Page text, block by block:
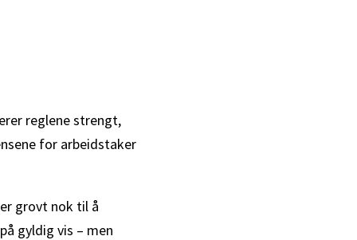
reglene strengt,
for arbeidstaker
grovt nok til å
gyldig vis – men